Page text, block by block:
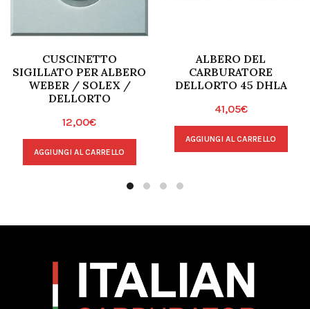
CUSCINETTO
SIGILLATO PER ALBERO
WEBER / SOLEX /
DELLORTO
12,00€
AGGIUNGI AL CARRELLO
ALBERO DEL
CARBURATORE
DELLORTO 45 DHLA
41,05€
AGGIUNGI AL CARRELLO